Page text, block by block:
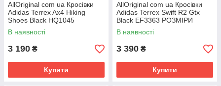
AllOriginal com ua Кросівки
Adidas Terrex Ax4 Hiking
Shoes Black HQ1045
РОЗМІРИ ЗАПИТУЙТЕ
В наявності
3 190 ₴
Купити
AllOriginal com ua Кросівки
Adidas Terrex Swift R2 Gtx
Black EF3363 РОЗМІРИ
ЗАПИТУЙТЕ
В наявності
3 390 ₴
Купити